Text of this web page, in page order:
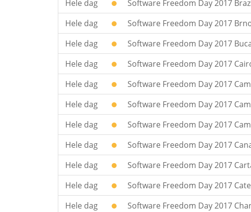
Hele dag
Software Freedom Day 2017
Hele dag
Software Freedom Day 2017
Hele dag
Software Freedom Day 2017
Hele dag
Software Freedom Day 2017
Hele dag
Software Freedom Day 2017
Hele dag
Software Freedom Day 2017
Hele dag
Software Freedom Day 2017
Hele dag
Software Freedom Day 2017
Hele dag
Software Freedom Day 2017
Hele dag
Software Freedom Day 2017
Hele dag
Software Freedom Day 2017